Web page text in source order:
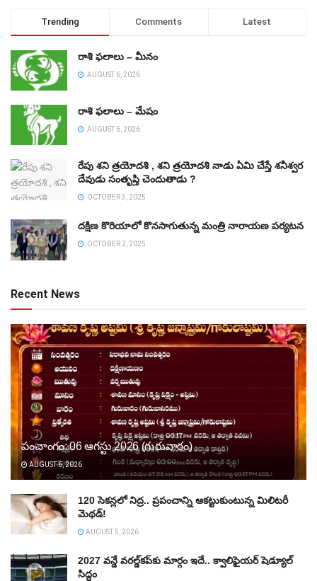
Trending Comments Latest
రాశి ఫలాలు – మీనం
AUGUST 6, 2026
రాశి ఫలాలు – మేషం
AUGUST 6, 2026
రేపు శని త్రయోదశి , శని త్రయోదశి నాడు ఏమి చేస్తే శనీశ్వర
దేవుడు సంతృప్తి చెందుతాడు ?
OCTOBER 3, 2025
దక్షిణ కొరియాలో కొనసాగుతున్న మంత్రి నారాయణ పర్యటన
OCTOBER 2, 2025
Recent News
పంచాంగం: 06 ఆగస్టు 2026 (గురువారం)
AUGUST 6, 2026
120 సెకన్లలో నిద్ర.. ప్రపంచాన్ని ఆకట్టుకుంటున్న మిలిటరీ
మెథడ్!
AUGUST 5, 2026
2027 వన్డే వరల్డ్‌కప్‌కు మార్గం ఇదే.. క్వాలిఫైయర్ షెడ్యూల్
సిద్ధం